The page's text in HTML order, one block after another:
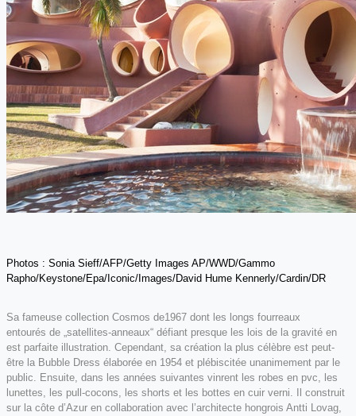
Photos : Sonia Sieff/AFP/Getty Images AP/WWD/Gammo
Rapho/Keystone/Epa/Iconic/Images/David Hume Kennerly/Cardin/DR
Sa fameuse collection Cosmos de1967 dont les longs fourreaux
entourés de „satellites-anneaux“ défiant presque les lois de la gravité en
est parfaite illustration. Cependant, sa création la plus célèbre est peut-
être la Bubble Dress élaborée en 1954 et plébiscitée unanimement par le
public. Ensuite, dans les années suivantes vinrent les robes en pvc, les
lunettes, les pull-cocons, les shorts et les bottes en cuir verni. Il construit
sur la côte d’Azur en collaboration avec l’architecte hongrois Antti Lovag,